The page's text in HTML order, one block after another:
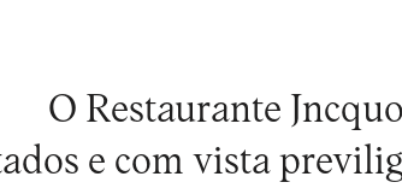
O Restaurante
e com vista